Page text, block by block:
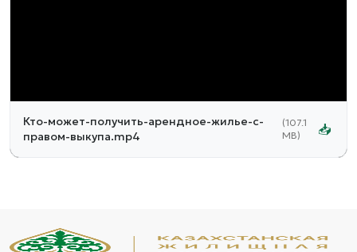
Кто-может-получить-арендное-жилье-с-
правом-выкупа.mp4
(107.1
MB)
📥